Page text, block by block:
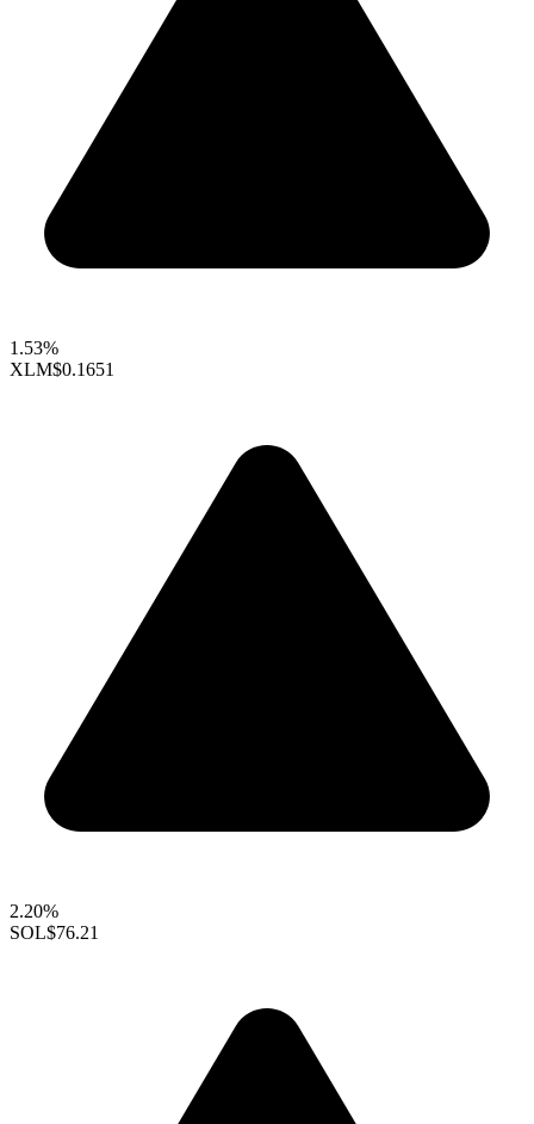
1.53%
XLM$0.1651
2.20%
SOL$76.21